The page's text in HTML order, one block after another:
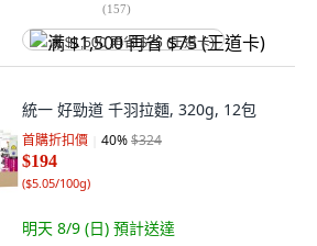
(157)
满 $1,500 再省 $75 (王道卡)
統一 好勁道 千羽拉麵, 320g, 12包
首購折扣價 40%$324
$194
($5.05/100g)
明天 8/9 (日) 預計送達